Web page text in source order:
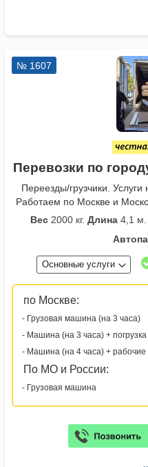
№ 1607
Перевозки по
Переезды/грузчики. Услуги
Работаем по Москве и
Вес 2000 кг. Длина 4,1 м.
Основные услуги
по Москве:
- Грузовая машина (на 3 часа)
- Машина (на 3 часа) + погрузка
- Машина (на 4 часа) + рабочие
По МО и России:
- Грузовая машина